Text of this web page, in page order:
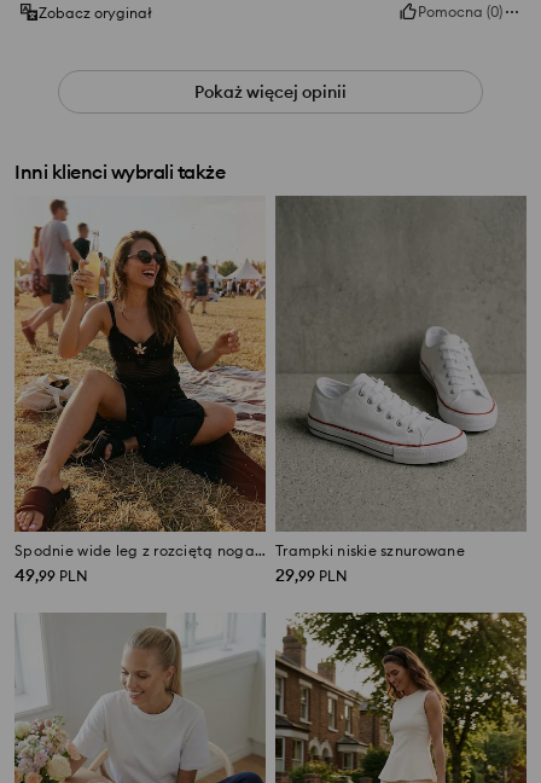
Zobacz oryginał
Pomocna (0)
Pokaż więcej opinii
Inni klienci wybrali także
Spodnie wide leg z rozciętą nogawką, z wiskozą
49,99 PLN
Trampki niskie sznurowane
29,99 PLN